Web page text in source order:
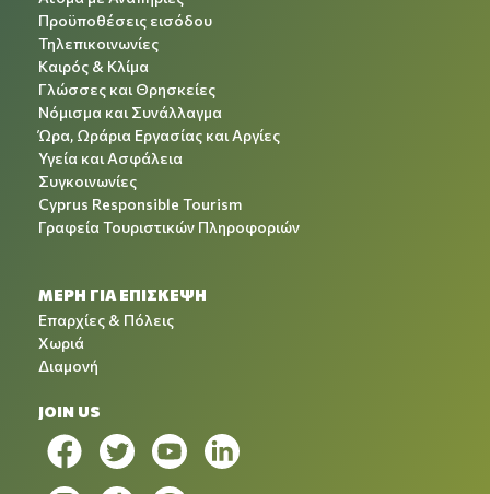
Προϋποθέσεις εισόδου
Τηλεπικοινωνίες
Καιρός & Κλίμα
Γλώσσες και Θρησκείες
Νόμισμα και Συνάλλαγμα
Ώρα, Ωράρια Εργασίας και Αργίες
Υγεία και Ασφάλεια
Συγκοινωνίες
Cyprus Responsible Tourism
Γραφεία Τουριστικών Πληροφοριών
ΜΕΡΗ ΓΙΑ ΕΠΙΣΚΕΨΗ
Επαρχίες & Πόλεις
Χωριά
Διαμονή
JOIN US